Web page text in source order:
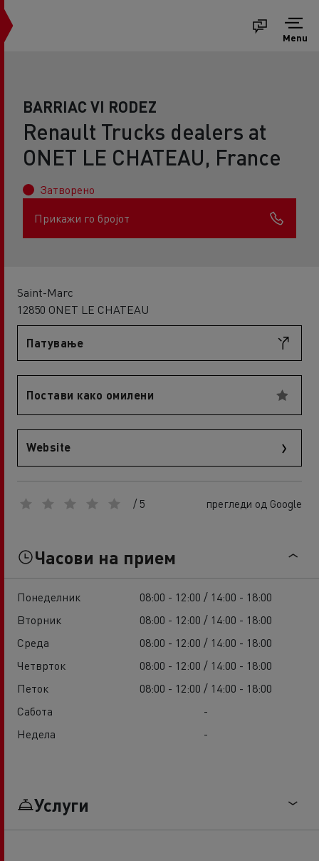
Menu
BARRIAC VI RODEZ
Renault Trucks dealers at
ONET LE CHATEAU, France
Затворено
Прикажи го бројот
Saint-Marc
12850 ONET LE CHATEAU
Патување
Постави како омилени
Website
/ 5 прегледи од Google
Часови на прием
Понеделник
08:00 - 12:00 / 14:00 - 18:00
Вторник
08:00 - 12:00 / 14:00 - 18:00
Среда
08:00 - 12:00 / 14:00 - 18:00
Четврток
08:00 - 12:00 / 14:00 - 18:00
Петок
08:00 - 12:00 / 14:00 - 18:00
Сабота
-
Недела
-
Услуги